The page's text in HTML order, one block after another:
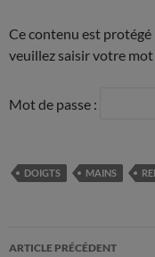
Ce contenu est protégé
veuillez saisir votre mot
Mot de passe :
DOIGTS MAINS
Navigation
ARTICLE PRÉCÉDENT